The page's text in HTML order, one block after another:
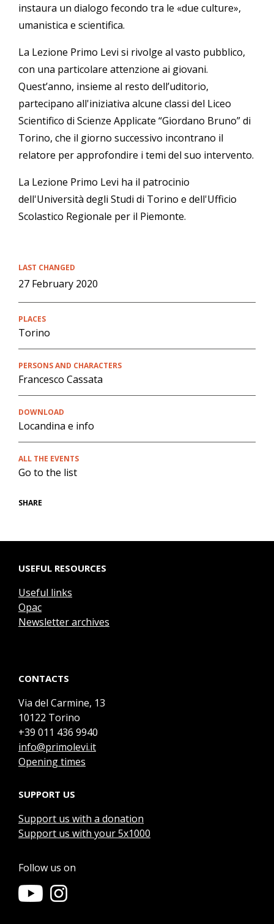
instaura un dialogo fecondo tra le «due culture»,
umanistica e scientifica.
La Lezione Primo Levi si rivolge al vasto pubblico,
con una particolare attenzione ai giovani.
Quest’anno, insieme al resto dell’uditorio,
partecipano all'iniziativa alcune classi del Liceo
Scientifico di Scienze Applicate “Giordano Bruno” di
Torino, che il giorno successivo incontrano il
relatore per approfondire i temi del suo intervento.
La Lezione Primo Levi ha il patrocinio
dell'Università degli Studi di Torino e dell'Ufficio
Scolastico Regionale per il Piemonte.
LAST CHANGED
27 February 2020
PLACES
Torino
PERSONS AND CHARACTERS
Francesco Cassata
DOWNLOAD
Locandina e info
ALL THE EVENTS
Go to the list
SHARE
USEFUL RESOURCES
Useful links
Opac
Newsletter archives
CONTACTS
Via del Carmine, 13
10122 Torino
+39 011 436 9940
info@primolevi.it
Opening times
SUPPORT US
Support us with a donation
Support us with your 5x1000
Follow us on